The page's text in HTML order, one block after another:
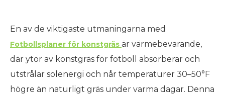
En av de viktigaste utmaningarna med
Fotbollsplaner för konstgräs är värmebevarande,
där ytor av konstgräs för fotboll absorberar och
utstrålar solenergi och når temperaturer 30–50°F
högre än naturligt gräs under varma dagar. Denna